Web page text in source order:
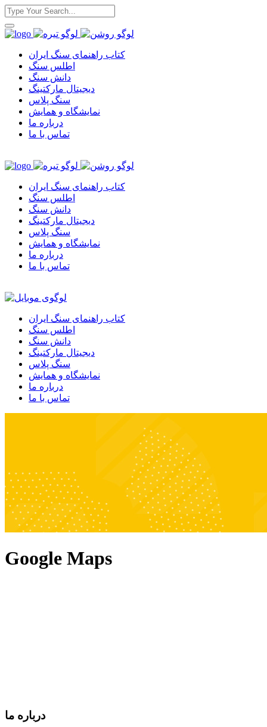
کتاب راهنمای سنگ ایران
اطلس سنگ
دانش سنگ
دیجیتال مارکتینگ
سنگ پلاس
نمایشگاه و همایش
درباره ما
تماس با ما
کتاب راهنمای سنگ ایران
اطلس سنگ
دانش سنگ
دیجیتال مارکتینگ
سنگ پلاس
نمایشگاه و همایش
درباره ما
تماس با ما
کتاب راهنمای سنگ ایران
اطلس سنگ
دانش سنگ
دیجیتال مارکتینگ
سنگ پلاس
نمایشگاه و همایش
درباره ما
تماس با ما
Google Maps
درباره ما